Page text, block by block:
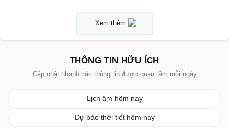
Xem thêm
THÔNG TIN HỮU ÍCH
Cập nhật nhanh các thông tin được quan tâm mỗi ngày
Lịch âm hôm nay
Dự báo thời tiết hôm nay